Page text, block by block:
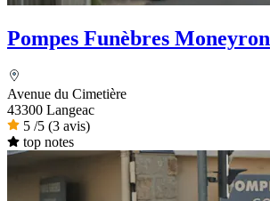
Pompes Funèbres Moneyron
Avenue du Cimetière
43300 Langeac
5 /5 (3 avis)
top notes